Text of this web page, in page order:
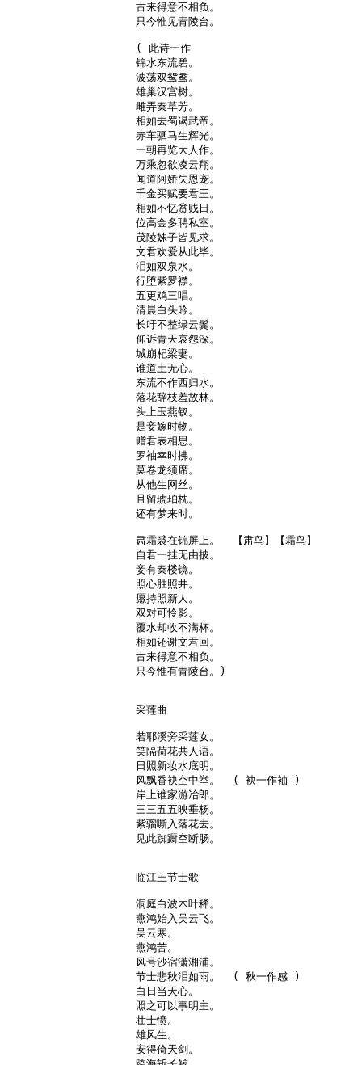
古来得意不相负。
只今惟见青陵台。
( 此诗一作
锦水东流碧。
波荡双鸳鸯。
雄巢汉宫树。
雌弄秦草芳。
相如去蜀谒武帝。
赤车驷马生辉光。
一朝再览大人作。
万乘忽欲凌云翔。
闻道阿娇失恩宠。
千金买赋要君王。
相如不忆贫贱日。
位高金多聘私室。
茂陵姝子皆见求。
文君欢爱从此毕。
泪如双泉水。
行堕紫罗襟。
五更鸡三唱。
清晨白头吟。
长吁不整绿云鬓。
仰诉青天哀怨深。
城崩杞梁妻。
谁道土无心。
东流不作西归水。
落花辞枝羞故林。
头上玉燕钗。
是妾嫁时物。
赠君表相思。
罗袖幸时拂。
莫卷龙须席。
从他生网丝。
且留琥珀枕。
还有梦来时。
肃霜裘在锦屏上。  【肃鸟】【霜鸟】
自君一挂无由披。
妾有秦楼镜。
照心胜照井。
愿持照新人。
双对可怜影。
覆水却收不满杯。
相如还谢文君回。
古来得意不相负。
只今惟有青陵台。)
采莲曲
若耶溪旁采莲女。
笑隔荷花共人语。
日照新妆水底明。
风飘香袂空中举。  ( 袂一作袖 )
岸上谁家游冶郎。
三三五五映垂杨。
紫骝嘶入落花去。
见此踟蹰空断肠。
临江王节士歌
洞庭白波木叶稀。
燕鸿始入吴云飞。
吴云寒。
燕鸿苦。
风号沙宿潇湘浦。
节士悲秋泪如雨。  ( 秋一作感 )
白日当天心。
照之可以事明主。
壮士愤。
雄风生。
安得倚天剑。